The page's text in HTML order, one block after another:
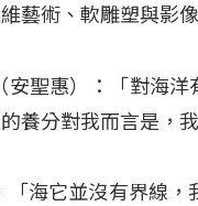
藝術、軟雕塑與影
聖惠）：「對海
養分對我而言是，
海它並沒有界線，